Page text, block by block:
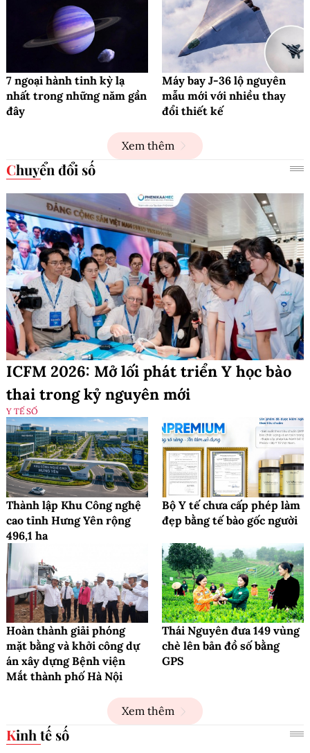
7 ngoại hành tinh kỳ lạ
nhất trong những năm gần
đây
Máy bay J-36 lộ nguyên
mẫu mới với nhiều thay
đổi thiết kế
Xem thêm
Chuyển đổi số
ICFM 2026: Mở lối phát triển Y học bào
thai trong kỷ nguyên mới
Y TẾ SỐ
Thành lập Khu Công nghệ
cao tỉnh Hưng Yên rộng
496,1 ha
Bộ Y tế chưa cấp phép làm
đẹp bằng tế bào gốc người
Hoàn thành giải phóng
mặt bằng và khởi công dự
án xây dựng Bệnh viện
Mắt thành phố Hà Nội
Thái Nguyên đưa 149 vùng
chè lên bản đồ số bằng
GPS
Xem thêm
Kinh tế số